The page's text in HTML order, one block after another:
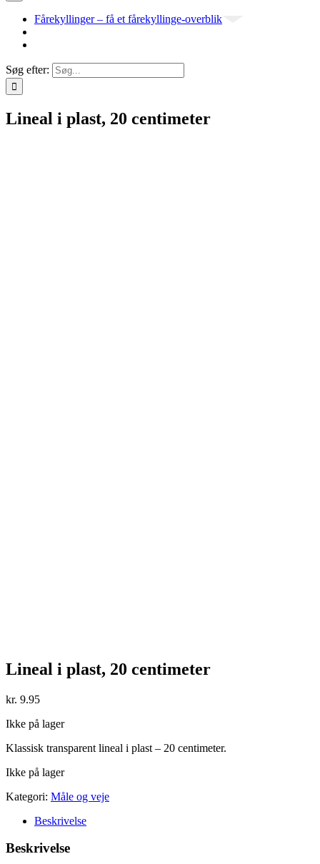
Fårekyllinger – få et fårekyllinge-overblik
Søg efter:
Lineal i plast, 20 centimeter
Lineal i plast, 20 centimeter
kr. 9.95
Ikke på lager
Klassisk transparent lineal i plast – 20 centimeter.
Ikke på lager
Kategori: Måle og veje
Beskrivelse
Beskrivelse